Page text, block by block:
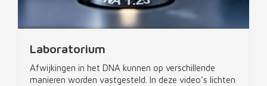
Laboratorium
Afwijkingen in het DNA kunnen op verschillende
manieren worden vastgesteld. In deze video’s lichten